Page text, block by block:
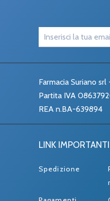
Farmacia Suriano
Partita IVA
REA n.BA-639894
LINK IMPORTANTI
Spedizione